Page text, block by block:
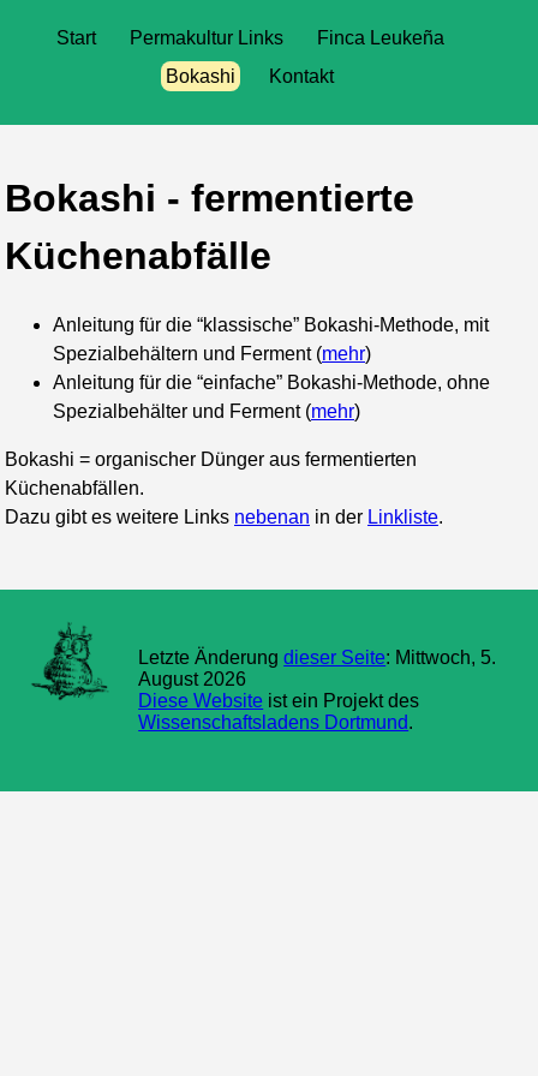
Start Permakultur Links
Finca Leukeña
Bokashi
Kontakt
Bokashi - fermentierte
Küchenabfälle
Anleitung für die “klassische” Bokashi-Methode, mit
Spezialbehältern und Ferment (mehr)
Anleitung für die “einfache” Bokashi-Methode, ohne
Spezialbehälter und Ferment (mehr)
Bokashi = organischer Dünger aus fermentierten
Küchenabfällen.
Dazu gibt es weitere Links nebenan in der Linkliste.
Letzte Änderungdieser Seite: Mittwoch, 5.
August 2026
Diese Website ist ein Projekt des
Wissenschaftsladens Dortmund.